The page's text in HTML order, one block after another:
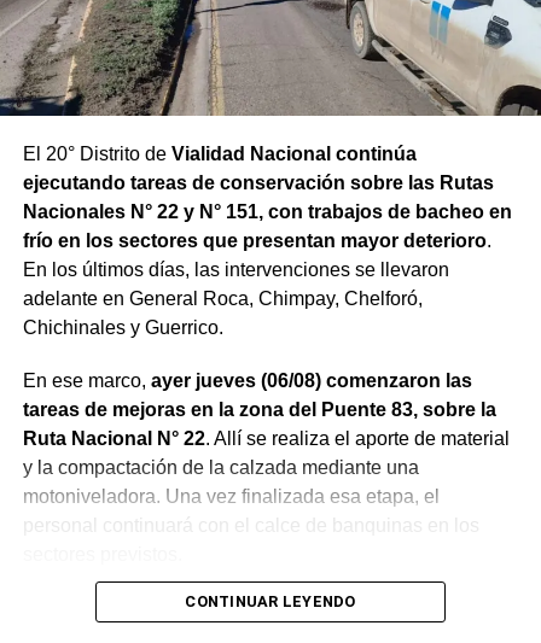
El 20° Distrito de Vialidad Nacional continúa
ejecutando tareas de conservación sobre las Rutas
Nacionales N° 22 y N° 151, con trabajos de bacheo en
frío en los sectores que presentan mayor deterioro.
En los últimos días, las intervenciones se llevaron
adelante en General Roca, Chimpay, Chelforó,
Chichinales y Guerrico.
En ese marco, ayer jueves (06/08) comenzaron las
tareas de mejoras en la zona del Puente 83, sobre la
Ruta Nacional N° 22. Allí se realiza el aporte de material
y la compactación de la calzada mediante una
motoniveladora. Una vez finalizada esa etapa, el
personal continuará con el calce de banquinas en los
CONTINUAR LEYENDO